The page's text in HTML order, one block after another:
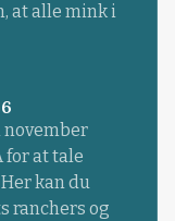
at alle mink i
for at tale
kan du
ranchers og